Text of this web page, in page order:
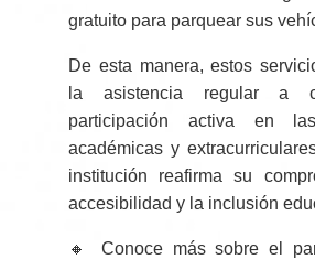
gratuito para parquear sus
De esta manera, estos
la asistencia regular a
participación activa en
académicas y
institución reafirma su
accesibilidad y la inclusión
🔸 Conoce más sobre el